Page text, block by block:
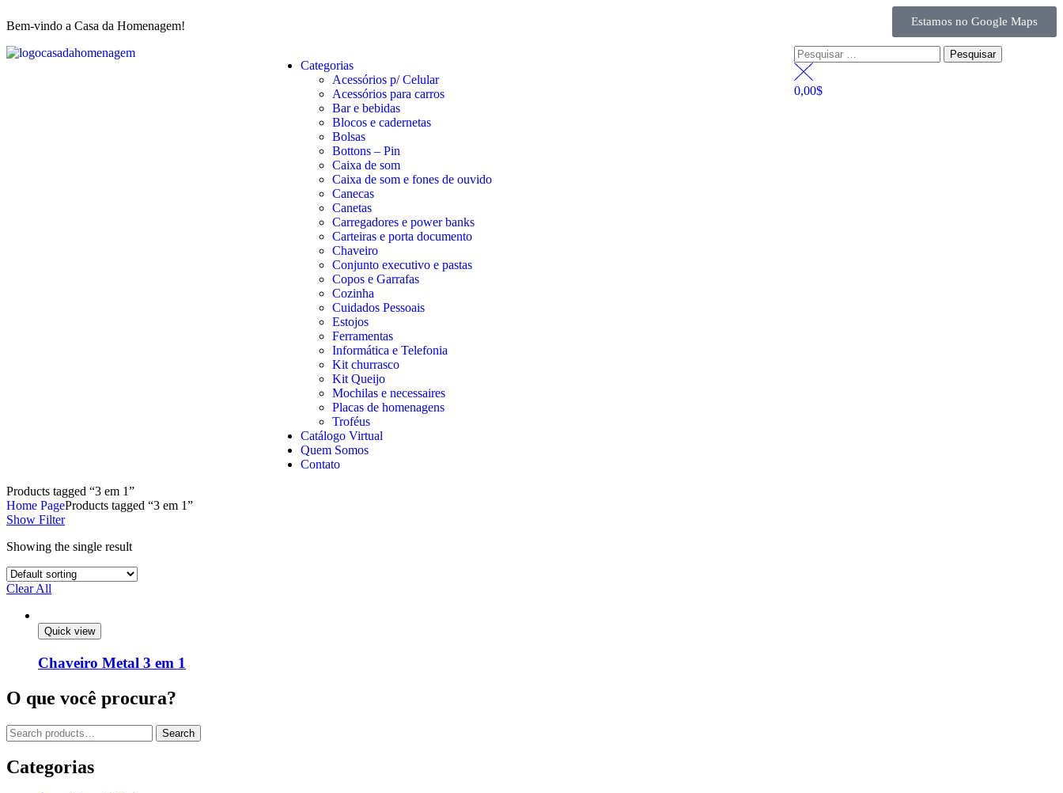
Bem-vindo a Casa da Homenagem! Estamos no Google Maps
Categorias
Acessórios p/ Celular
Acessórios para carros
Bar e bebidas
Blocos e cadernetas
Bolsas
Bottons – Pin
Caixa de som
Caixa de som e fones de ouvido
Canecas
Canetas
Carregadores e power banks
Carteiras e porta documento
Chaveiro
Conjunto executivo e pastas
Copos e Garrafas
Cozinha
Cuidados Pessoais
Estojos
Ferramentas
Informática e Telefonia
Kit churrasco
Kit Queijo
Mochilas e necessaires
Placas de homenagens
Troféus
Catálogo Virtual
Quem Somos
Contato
0,00$
Products tagged “3 em 1”
Home PageProducts tagged “3 em 1”
Show Filter
Showing the single result
Clear All
Quick view
Chaveiro Metal 3 em 1
O que você procura?
Search
Categorias